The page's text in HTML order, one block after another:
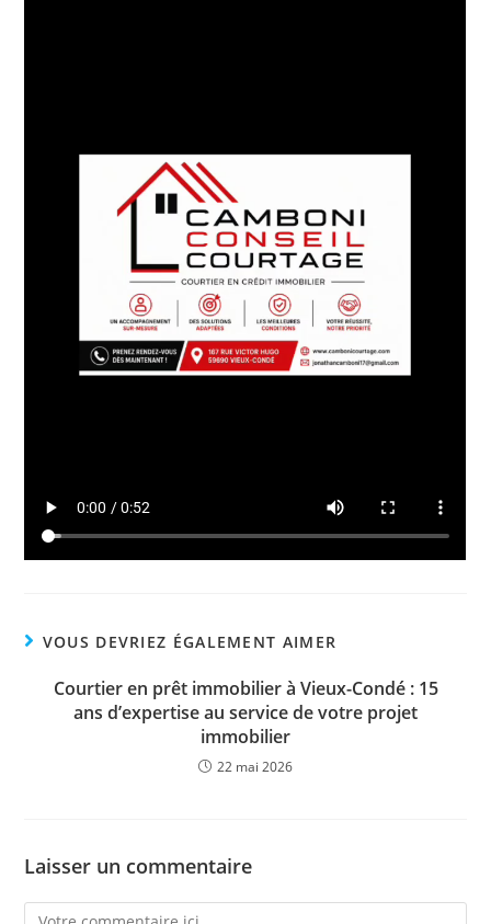
VOUS DEVRIEZ ÉGALEMENT AIMER
Courtier en prêt immobilier à Vieux-Condé : 15
ans d’expertise au service de votre projet
immobilier
22 mai 2026
Laisser un commentaire